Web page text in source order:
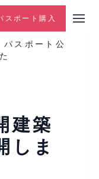
スポート購入
パスポート公
建築
しま